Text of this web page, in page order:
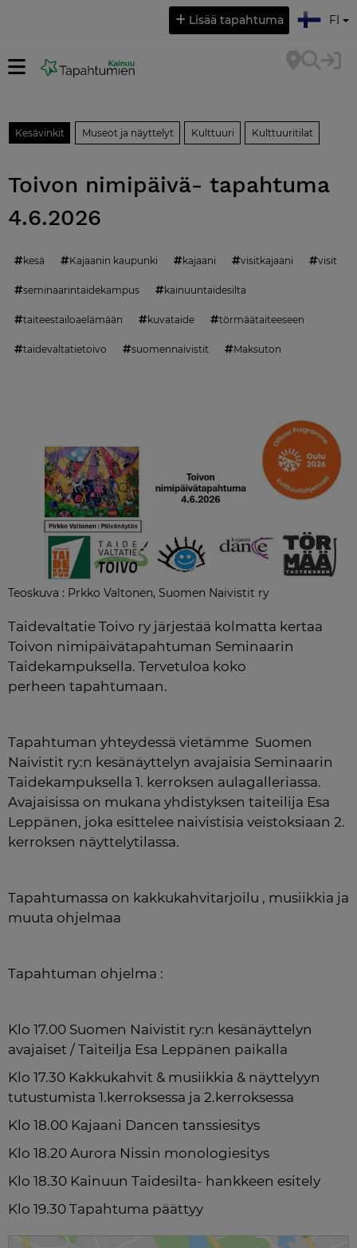
Lisää tapahtuma FI
Kesävinkit Museot ja näyttelyt Kulttuuri Kulttuuritilat
Toivon nimipäivä- tapahtuma
4.6.2026
kesä Kajaanin kaupunki kajaani visitkajaani visit
seminaarintaidekampus kainuuntaidesilta
taiteestailoaelämään kuvataide törmäätaiteeseen
taidevaltatietoivo suomennaivistit Maksuton
Teoskuva : Prkko Valtonen, Suomen Naivistit ry
Taidevaltatie Toivo ry järjestää kolmatta kertaa
Toivon nimipäivätapahtuman Seminaarin
Taidekampuksella. Tervetuloa koko
perheen tapahtumaan.
Tapahtuman yhteydessä vietämme  Suomen
Naivistit ry:n kesänäyttelyn avajaisia Seminaarin
Taidekampuksella 1. kerroksen aulagalleriassa.
Avajaisissa on mukana yhdistyksen taiteilija Esa
Leppänen, joka esittelee naivistisia veistoksiaan 2.
kerroksen näyttelytilassa.
Tapahtumassa on kakkukahvitarjoilu , musiikkia ja
muuta ohjelmaa
Tapahtuman ohjelma :
Klo 17.00 Suomen Naivistit ry:n kesänäyttelyn
avajaiset / Taiteilja Esa Leppänen paikalla
Klo 17.30 Kakkukahvit & musiikkia & näyttelyyn
tutustumista 1.kerroksessa ja 2.kerroksessa
Klo 18.00 Kajaani Dancen tanssiesitys
Klo 18.20 Aurora Nissin monologiesitys
Klo 18.30 Kainuun Taidesilta- hankkeen esitely
Klo 19.30 Tapahtuma päättyy